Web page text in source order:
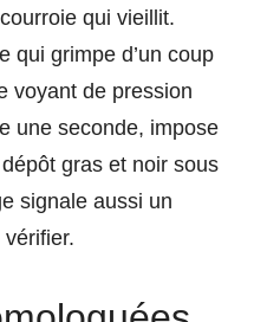
qui vieillit.
qui grimpe d’un coup
voyant de pression
une seconde, impose
gras et noir sous
signale aussi un